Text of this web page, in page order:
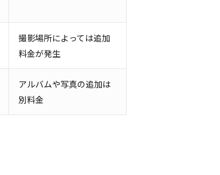
撮影場所によっては追加
料金が発生
アルバムや写真の追加は
別料金